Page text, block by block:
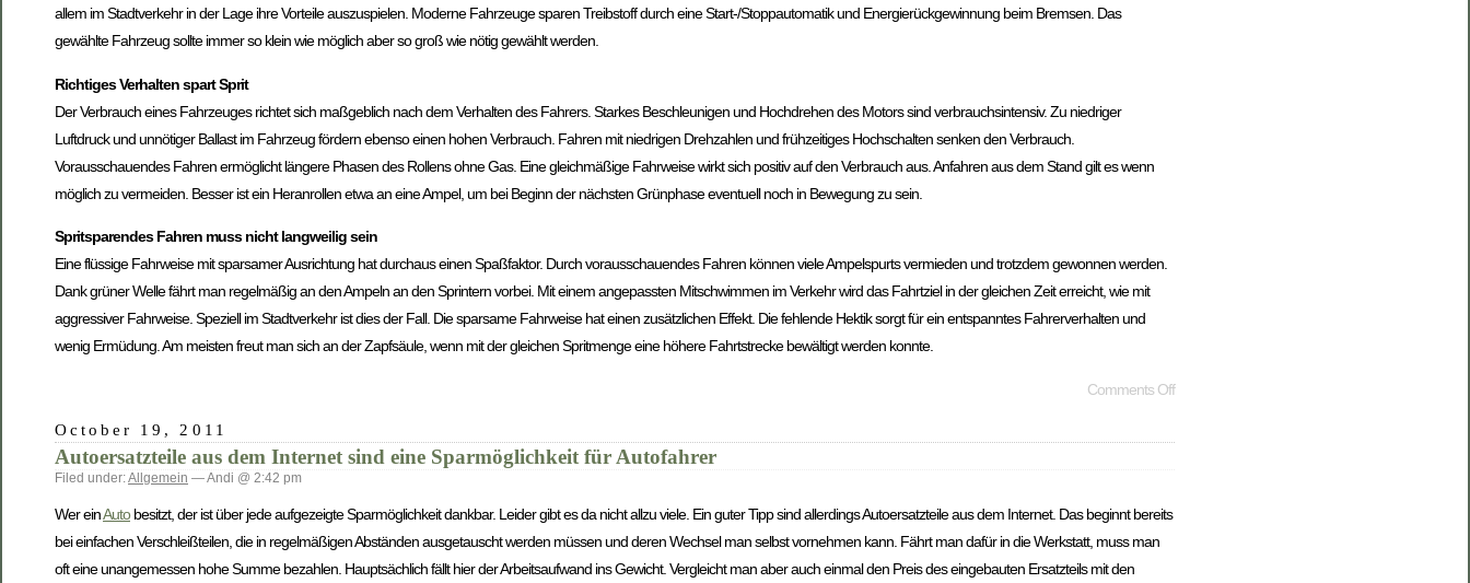
allem im Stadtverkehr in der Lage ihre Vorteile auszuspielen. Moderne Fahrzeuge sparen Treibstoff durch eine Start-/Stoppautomatik und Energierückgewinnung beim Bremsen. Das
gewählte Fahrzeug sollte immer so klein wie möglich aber so groß wie nötig gewählt werden.
Richtiges Verhalten spart Sprit
Der Verbrauch eines Fahrzeuges richtet sich maßgeblich nach dem Verhalten des Fahrers. Starkes Beschleunigen und Hochdrehen des Motors sind verbrauchsintensiv. Zu niedriger
Luftdruck und unnötiger Ballast im Fahrzeug fördern ebenso einen hohen Verbrauch. Fahren mit niedrigen Drehzahlen und frühzeitiges Hochschalten senken den Verbrauch.
Vorausschauendes Fahren ermöglicht längere Phasen des Rollens ohne Gas. Eine gleichmäßige Fahrweise wirkt sich positiv auf den Verbrauch aus. Anfahren aus dem Stand gilt es wenn
möglich zu vermeiden. Besser ist ein Heranrollen etwa an eine Ampel, um bei Beginn der nächsten Grünphase eventuell noch in Bewegung zu sein.
Spritsparendes Fahren muss nicht langweilig sein
Eine flüssige Fahrweise mit sparsamer Ausrichtung hat durchaus einen Spaßfaktor. Durch vorausschauendes Fahren können viele Ampelspurts vermieden und trotzdem gewonnen werden.
Dank grüner Welle fährt man regelmäßig an den Ampeln an den Sprintern vorbei. Mit einem angepassten Mitschwimmen im Verkehr wird das Fahrtziel in der gleichen Zeit erreicht, wie mit
aggressiver Fahrweise. Speziell im Stadtverkehr ist dies der Fall. Die sparsame Fahrweise hat einen zusätzlichen Effekt. Die fehlende Hektik sorgt für ein entspanntes Fahrerverhalten und
wenig Ermüdung. Am meisten freut man sich an der Zapfsäule, wenn mit der gleichen Spritmenge eine höhere Fahrtstrecke bewältigt werden konnte.
Comments Off
October 19, 2011
Autoersatzteile aus dem Internet sind eine Sparmöglichkeit für Autofahrer
Filed under:Allgemein — Andi @ 2:42 pm
Wer einAutobesitzt, der ist über jede aufgezeigte Sparmöglichkeit dankbar. Leider gibt es da nicht allzu viele. Ein guter Tipp sind allerdings Autoersatzteile aus dem Internet. Das beginnt bereits
bei einfachen Verschleißteilen, die in regelmäßigen Abständen ausgetauscht werden müssen und deren Wechsel man selbst vornehmen kann. Fährt man dafür in die Werkstatt, muss man
oft eine unangemessen hohe Summe bezahlen. Hauptsächlich fällt hier der Arbeitsaufwand ins Gewicht. Vergleicht man aber auch einmal den Preis des eingebauten Ersatzteils mit den